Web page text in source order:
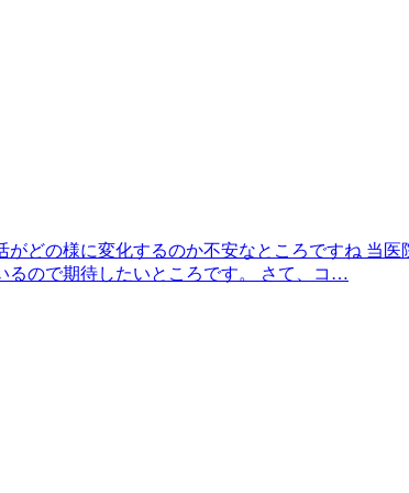
どの様に変化するのか不安なところですね 当医
るので期待したいところです。 さて、コ…